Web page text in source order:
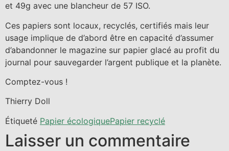
et 49g avec une blancheur de 57 ISO.
Ces papiers sont locaux, recyclés, certifiés mais leur
usage implique de d’abord être en capacité d’assumer
d’abandonner le magazine sur papier glacé au profit du
journal pour sauvegarder l’argent publique et la planète.
Comptez-vous !
Thierry Doll
Étiqueté Papier écologiquePapier recyclé
Laisser un commentaire